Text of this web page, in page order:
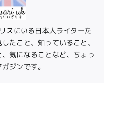
スにいる日本人ライターた
たこと、知っていること、
気になることなど、ちょっ
ジンです。